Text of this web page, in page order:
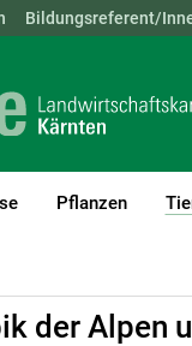
ÖSTERREICH BGLD
Bildungsreferent/
Pflanzen
der Alpen